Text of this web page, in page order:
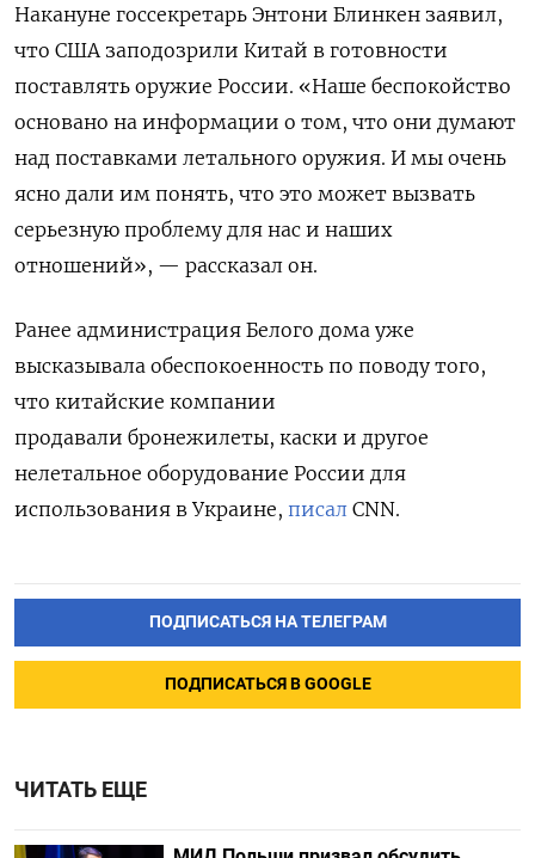
Накануне госсекретарь Энтони Блинкен заявил,
что США заподозрили Китай в готовности
поставлять оружие России. «Наше беспокойство
основано на информации о том, что они думают
над поставками летального оружия. И мы очень
ясно дали им понять, что это может вызвать
серьезную проблему для нас и наших
отношений», — рассказал он.
Ранее администрация Белого дома уже
высказывала обеспокоенность по поводу того,
что китайские компании
продавали бронежилеты, каски и другое
нелетальное оборудование России для
использования в Украине, писал CNN.
ПОДПИСАТЬСЯ НА ТЕЛЕГРАМ
ПОДПИСАТЬСЯ В GOOGLE
ЧИТАТЬ ЕЩЕ